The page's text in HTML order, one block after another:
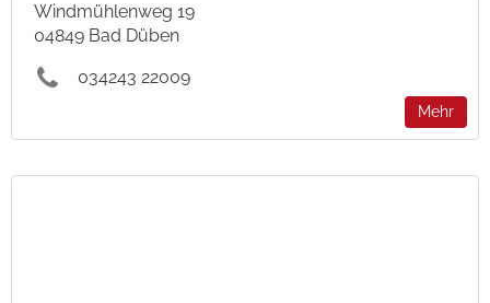
Windmühlenweg 19
04849 Bad Düben
034243 22009
Mehr